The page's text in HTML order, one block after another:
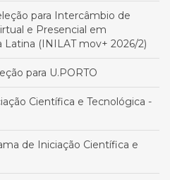
para Intercâmbio de
e Presencial em
Latina (INILAT mov+ 2026/2)
para U.PORTO
Científica e Tecnológica -
de Iniciação Científica e